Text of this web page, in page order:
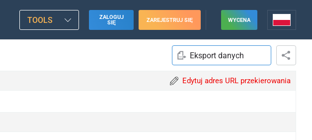
TOOLS
ZALOGUJ
SIĘ
ZAREJESTRUJ SIĘ WYCENA
Eksport danych
Edytuj adres URL przekierowania